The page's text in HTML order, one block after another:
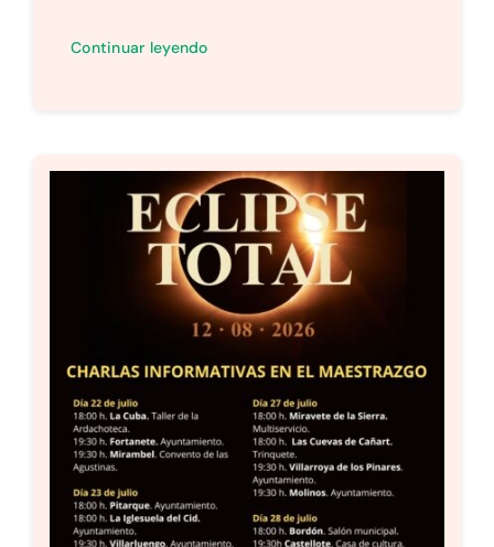
Continuar leyendo